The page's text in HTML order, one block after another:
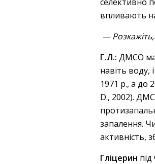
впливають
—
Г.Л.: ДМСО
навіть воду,
1971 р., а до
D., 2002).
запалення.
активність,
Гліцерин